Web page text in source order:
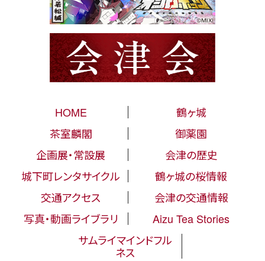
HOME
鶴ヶ城
茶室麟閣
御薬園
企画展・常設展
会津の歴史
城下町レンタサイクル
鶴ヶ城の桜情報
交通アクセス
会津の交通情報
写真・動画ライブラリ
Aizu Tea Stories
サムライマインドフル
ネス